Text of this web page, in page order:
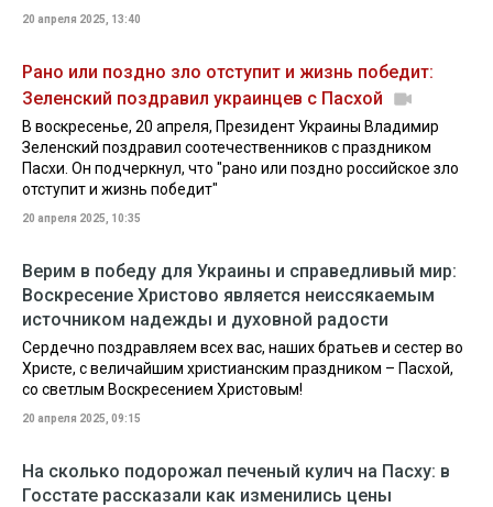
20 апреля 2025, 13:40
Рано или поздно зло отступит и жизнь победит:
Зеленский поздравил украинцев с Пасхой
В воскресенье, 20 апреля, Президент Украины Владимир
Зеленский поздравил соотечественников с праздником
Пасхи. Он подчеркнул, что "рано или поздно российское зло
отступит и жизнь победит"
20 апреля 2025, 10:35
Верим в победу для Украины и справедливый мир:
Воскресение Христово является неиссякаемым
источником надежды и духовной радости
Сердечно поздравляем всех вас, наших братьев и сестер во
Христе, с величайшим христианским праздником – Пасхой,
со светлым Воскресением Христовым!
20 апреля 2025, 09:15
На сколько подорожал печеный кулич на Пасху: в
Госстате рассказали как изменились цены